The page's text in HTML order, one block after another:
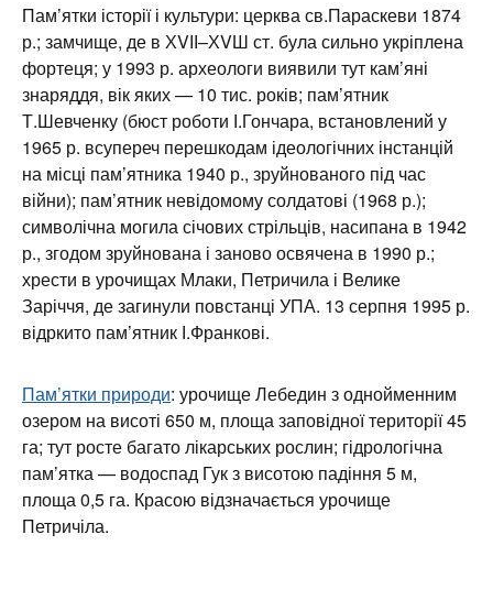
Пам’ятки історії і культури: церква св.Параскеви 1874
р.; замчище, де в ХVІІ–ХVШ ст. була сильно укріплена
фортеця; у 1993 р. археологи виявили тут кам’яні
знаряддя, вік яких — 10 тис. років; пам’ятник
Т.Шевченку (бюст роботи І.Гончара, встановлений у
1965 р. всупереч перешкодам ідеологічних інстанцій
на місці пам’ятника 1940 р., зруйнованого під час
війни); пам’ятник невідомому солдатові (1968 р.);
символічна могила січових стрільців, насипана в 1942
р., згодом зруйнована і заново освячена в 1990 р.;
хрести в урочищах Млаки, Петричила і Велике
Заріччя, де загинули повстанці УПА. 13 серпня 1995 р.
відркито пам’ятник І.Франкові.
Пам’ятки природи: урочище Лебедин з однойменним
озером на висоті 650 м, площа заповідної території 45
га; тут росте багато лікарських рослин; гідрологічна
пам’ятка — водоспад Гук з висотою падіння 5 м,
площа 0,5 га. Красою відзначається урочище
Петричіла.